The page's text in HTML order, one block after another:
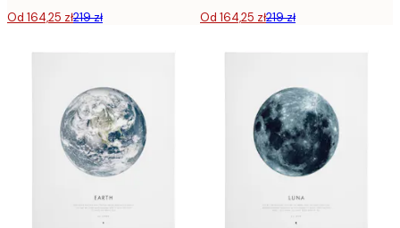
Od 164,25 zł219 zł Od 164,25 zł219 zł